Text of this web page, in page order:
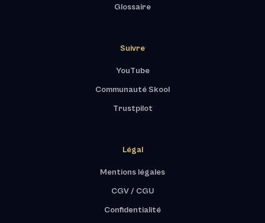
Glossaire
Suivre
YouTube
Communauté Skool
Trustpilot
Légal
Mentions légales
CGV / CGU
Confidentialité